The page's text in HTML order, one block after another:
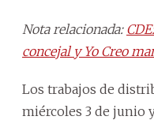
Nota relacionada:
concejal y Yo Creo
Los trabajos de
miércoles 3 de junio